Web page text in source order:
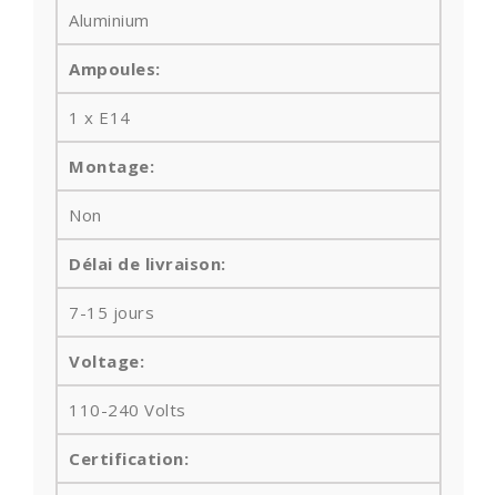
Aluminium
Ampoules:
1 x E14
Montage:
Non
Délai de livraison:
7-15 jours
Voltage:
110-240 Volts
Certification: